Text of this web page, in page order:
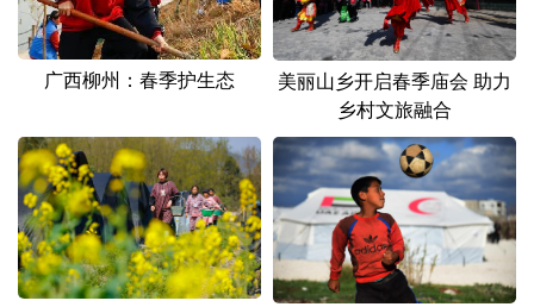
广西柳州：春季护生态
美丽山乡开启春季庙会 助力
乡村文旅融合